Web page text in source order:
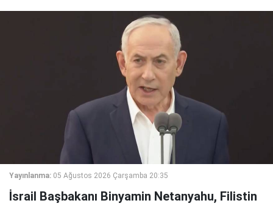
Yayınlanma: 05 Ağustos 2026 Çarşamba 20:35
İsrail Başbakanı Binyamin Netanyahu, Filistin